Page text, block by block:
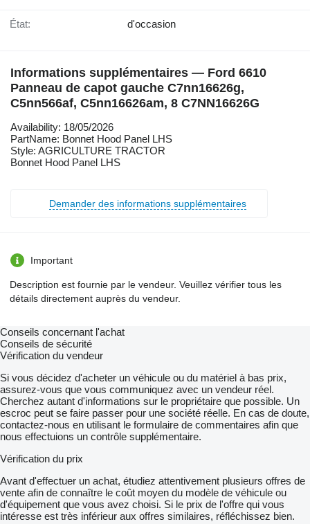
État: d'occasion
Informations supplémentaires — Ford 6610
Panneau de capot gauche C7nn16626g,
C5nn566af, C5nn16626am, 8 C7NN16626G
Availability: 18/05/2026
PartName: Bonnet Hood Panel LHS
Style: AGRICULTURE TRACTOR
Bonnet Hood Panel LHS
Demander des informations supplémentaires
Important
Description est fournie par le vendeur. Veuillez vérifier tous les
détails directement auprès du vendeur.
Conseils concernant l'achat
Conseils de sécurité
Vérification du vendeur
Si vous décidez d'acheter un véhicule ou du matériel à bas prix,
assurez-vous que vous communiquez avec un vendeur réel.
Cherchez autant d'informations sur le propriétaire que possible. Un
escroc peut se faire passer pour une société réelle. En cas de doute,
contactez-nous en utilisant le formulaire de commentaires afin que
nous effectuions un contrôle supplémentaire.
Vérification du prix
Avant d'effectuer un achat, étudiez attentivement plusieurs offres de
vente afin de connaître le coût moyen du modèle de véhicule ou
d'équipement que vous avez choisi. Si le prix de l'offre qui vous
intéresse est très inférieur aux offres similaires, réfléchissez bien.